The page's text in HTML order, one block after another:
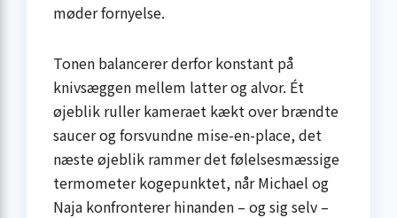
møder fornyelse.
Tonen balancerer derfor konstant på
knivsæggen mellem latter og alvor. Ét
øjeblik ruller kameraet kækt over brændte
saucer og forsvundne mise-en-place, det
næste øjeblik rammer det følelsesmæssige
termometer kogepunktet, når Michael og
Naja konfronterer hinanden – og sig selv –